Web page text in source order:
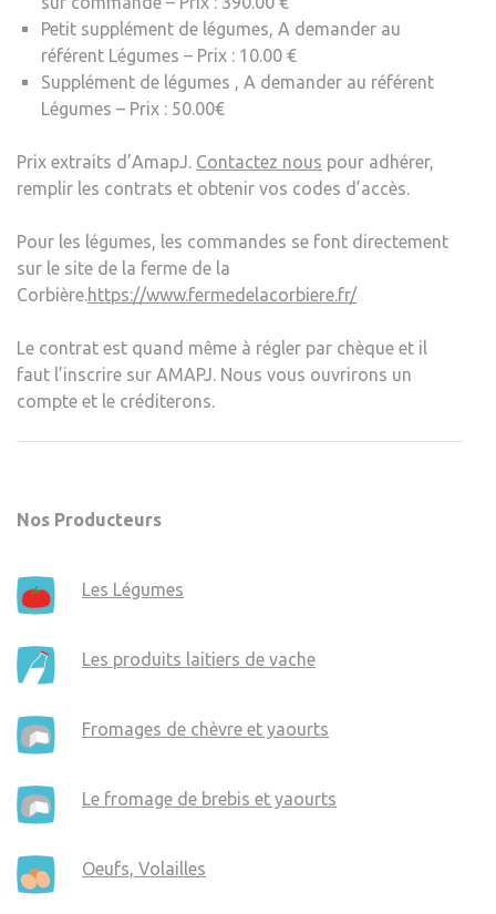
Petit supplément de légumes, A demander au
référent Légumes – Prix : 10.00 €
Supplément de légumes , A demander au référent
Légumes – Prix : 50.00€
Prix extraits d’AmapJ. Contactez nous pour adhérer,
remplir les contrats et obtenir vos codes d’accès.
Pour les légumes, les commandes se font directement
sur le site de la ferme de la
Corbière.https://www.fermedelacorbiere.fr/
Le contrat est quand même à régler par chèque et il
faut l’inscrire sur AMAPJ. Nous vous ouvrirons un
compte et le créditerons.
Nos Producteurs
Les Légumes
Les produits laitiers de vache
Fromages de chèvre et yaourts
Le fromage de brebis et yaourts
Oeufs, Volailles